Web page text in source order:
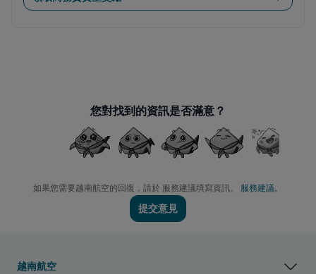
您對找到的資訊是否滿意？
如果您需要越南航空的回復，請於 服務建議填寫資訊。 服務建議。
提交意見
越南航空